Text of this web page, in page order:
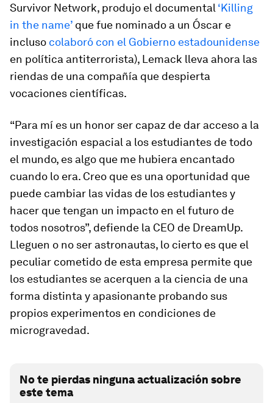
Survivor Network, produjo el documental ‘Killing
in the name’ que fue nominado a un Óscar e
incluso colaboró con el Gobierno estadounidense
en política antiterrorista), Lemack lleva ahora las
riendas de una compañía que despierta
vocaciones científicas.
“Para mí es un honor ser capaz de dar acceso a la
investigación espacial a los estudiantes de todo
el mundo, es algo que me hubiera encantado
cuando lo era. Creo que es una oportunidad que
puede cambiar las vidas de los estudiantes y
hacer que tengan un impacto en el futuro de
todos nosotros”, defiende la CEO de DreamUp.
Lleguen o no ser astronautas, lo cierto es que el
peculiar cometido de esta empresa permite que
los estudiantes se acerquen a la ciencia de una
forma distinta y apasionante probando sus
propios experimentos en condiciones de
microgravedad.
No te pierdas ninguna actualización sobre
este tema